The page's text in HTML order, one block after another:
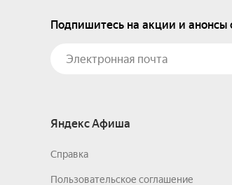
Подпишитесь на акции и анонсы
Яндекс Афиша
Справка
Пользовательское соглашение